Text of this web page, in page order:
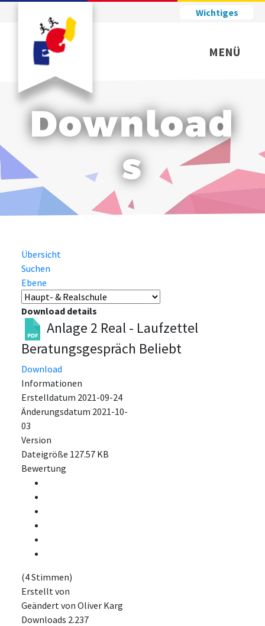
Wichtiges
MENÜ
Download
s
Übersicht
Suchen
Ebene
Download details
Anlage 2 Real - Laufzettel
Beratungsgespräch Beliebt
Download
Informationen
Erstelldatum 2021-09-24
Änderungsdatum 2021-10-
03
Version
Dateigröße 127.57 KB
Bewertung
(4 Stimmen)
Erstellt von
Geändert von Oliver Karg
Downloads 2.237